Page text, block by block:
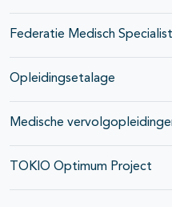
Federatie Medisch
Opleidingsetalage
Medische
TOKIO Optimum Project